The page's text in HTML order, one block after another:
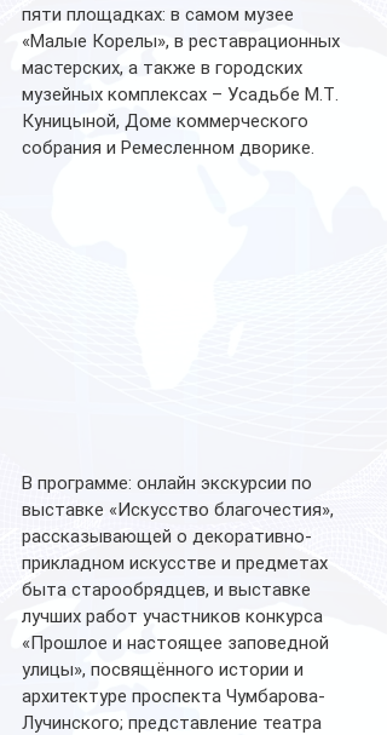
пяти площадках: в самом музее
«Малые Корелы», в реставрационных
мастерских, а также в городских
музейных комплексах – Усадьбе М.Т.
Куницыной, Доме коммерческого
собрания и Ремесленном дворике.
В программе: онлайн экскурсии по
выставке «Искусство благочестия»,
рассказывающей о декоративно-
прикладном искусстве и предметах
быта старообрядцев, и выставке
лучших работ участников конкурса
«Прошлое и настоящее заповедной
улицы», посвящённого истории и
архитектуре проспекта Чумбарова-
Лучинского; представление театра